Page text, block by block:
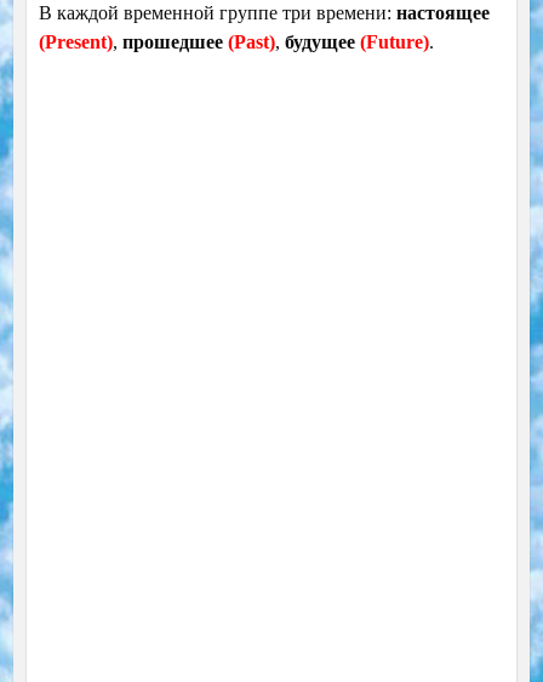
В каждой временной группе три времени: настоящее
(Present), прошедшее (Past), будущее (Future).